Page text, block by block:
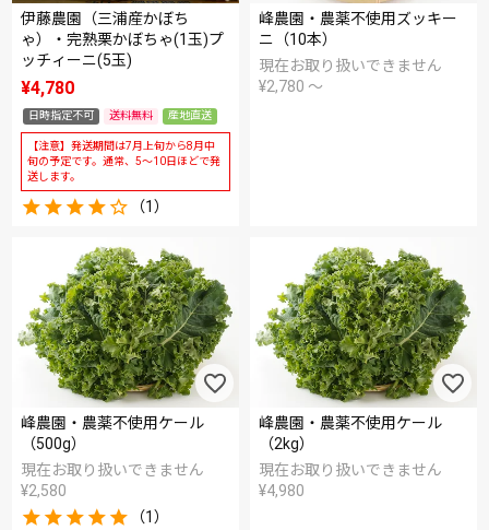
伊藤農園（三浦産かぼち
ゃ）・完熟栗かぼちゃ(1玉)プ
ッチィーニ(5玉)
¥4,780
日時指定不可 送料無料 産地直送
【注意】発送期間は7月上旬から8月中
旬の予定です。通常、5～10日ほどで発
送します。
（1）
峰農園・農薬不使用ズッキー
ニ（10本）
現在お取り扱いできません
¥2,780 〜
峰農園・農薬不使用ケール
（500g）
現在お取り扱いできません
¥2,580
（1）
峰農園・農薬不使用ケール
（2kg）
現在お取り扱いできません
¥4,980